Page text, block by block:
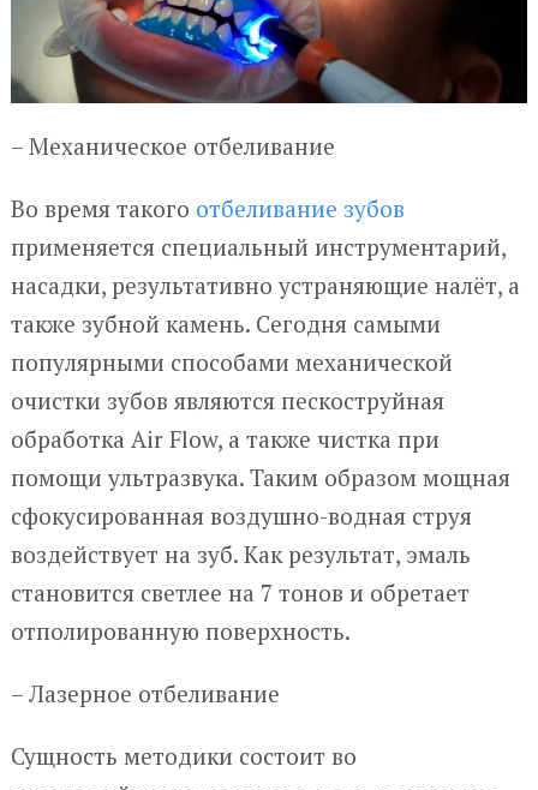
– Механическое отбеливание
Во время такого отбеливание зубов
применяется специальный инструментарий,
насадки, результативно устраняющие налёт, а
также зубной камень. Сегодня самыми
популярными способами механической
очистки зубов являются пескоструйная
обработка Air Flow, а также чистка при
помощи ультразвука. Таким образом мощная
сфокусированная воздушно-водная струя
воздействует на зуб. Как результат, эмаль
становится светлее на 7 тонов и обретает
отполированную поверхность.
– Лазерное отбеливание
Сущность методики состоит во